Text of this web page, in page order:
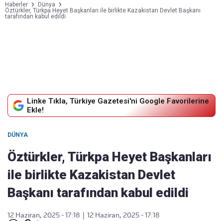
Haberler
Dünya
Öztürkler, Türkpa Heyet Başkanları ile birlikte Kazakistan Devlet Başkanı
tarafından kabul edildi
Linke Tıkla, Türkiye Gazetesi'ni Google Favorilerine
Ekle!
DÜNYA
Öztürkler, Türkpa Heyet Başkanları
ile birlikte Kazakistan Devlet
Başkanı tarafından kabul edildi
12 Haziran, 2025 - 17:18
12 Haziran, 2025 - 17:18